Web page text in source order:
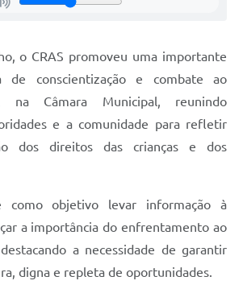
o CRAS promoveu uma importante
de conscientização e combate ao
na Câmara Municipal, reunindo
e a comunidade para refletir
dos direitos das crianças e dos
como objetivo levar informação à
a importância do enfrentamento ao
a necessidade de garantir
digna e repleta de oportunidades.